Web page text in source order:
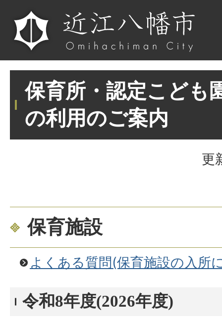
保育所・認定こども
の利用のご案内
更
保育施設
よくある質問(保育施設の入所
令和8年度(2026年度)